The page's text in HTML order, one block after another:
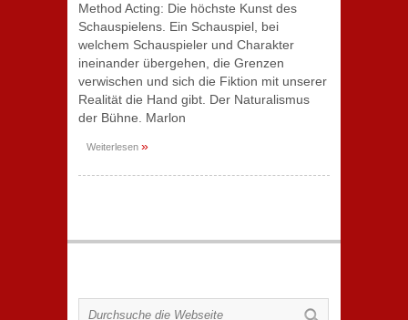
Method Acting: Die höchste Kunst des
Schauspielens. Ein Schauspiel, bei
welchem Schauspieler und Charakter
ineinander übergehen, die Grenzen
verwischen und sich die Fiktion mit unserer
Realität die Hand gibt. Der Naturalismus
der Bühne. Marlon
Weiterlesen »